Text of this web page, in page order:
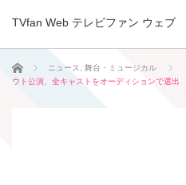
TVfan Web テレビファン ウェブ
ホーム ニュース 舞台・ミュージカル
ウト公演、全キャストをオーディションで選出